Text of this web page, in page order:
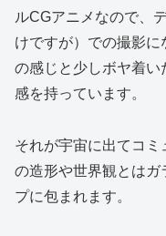
ルCGアニメなので、
けですが）での撮影
の感じと少しボヤ着
感を持っています。
それが宇宙に出てコ
の造形や世界観とはガ
プに包まれます。